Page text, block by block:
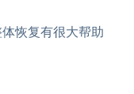
恢复有很大帮助